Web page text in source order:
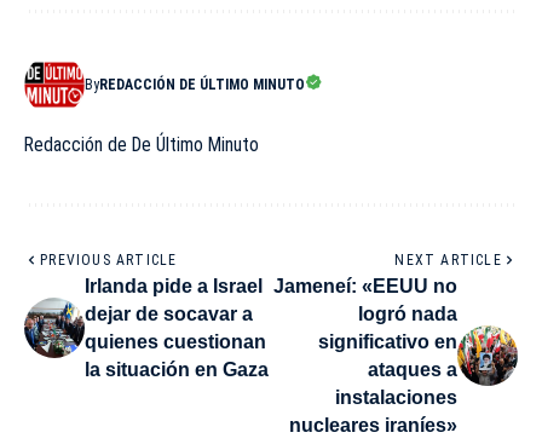
ByREDACCIÓN DE ÚLTIMO MINUTO
Redacción de De Último Minuto
PREVIOUS ARTICLE
Irlanda pide a Israel
dejar de socavar a
quienes cuestionan
la situación en Gaza
NEXT ARTICLE
Jameneí: «EEUU no
logró nada
significativo en
ataques a
instalaciones
nucleares iraníes»